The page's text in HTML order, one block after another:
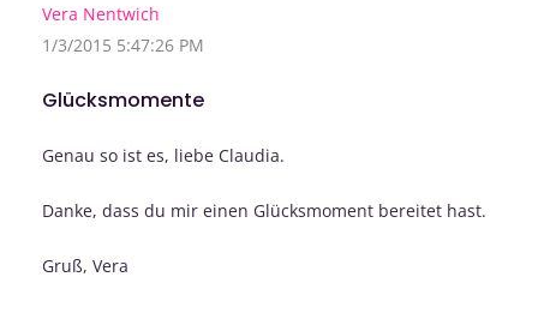
Vera Nentwich
1/3/2015 5:47:26 PM
Glücksmomente
Genau so ist es, liebe Claudia.
Danke, dass du mir einen Glücksmoment bereitet hast.
Gruß, Vera